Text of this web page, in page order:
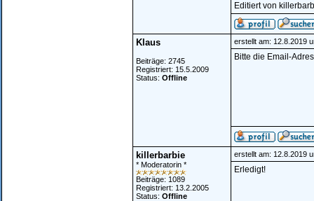
Editiert von
Klaus
Beiträge: 2745
Registriert: 15.5.2009
Status: Offline
erstellt am: 12.8.2019
Bitte die Email-
killerbarbie
* Moderatorin *
Beiträge: 1089
Registriert: 13.2.2005
Status: Offline
erstellt am: 12.8.2019
Erledigt!